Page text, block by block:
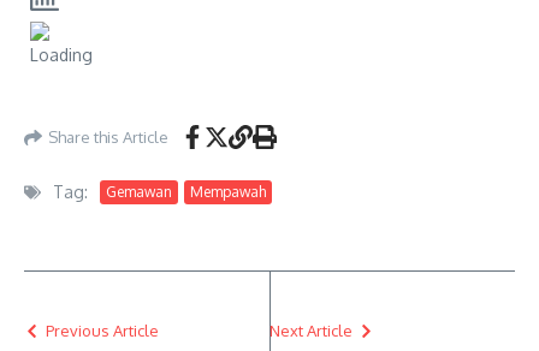
Share this Article
Tag: Gemawan Mempawah
Previous Article Next Article